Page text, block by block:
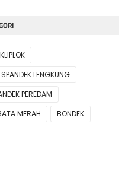
LENGKUNG
PEREDAM
MERAH BONDEK